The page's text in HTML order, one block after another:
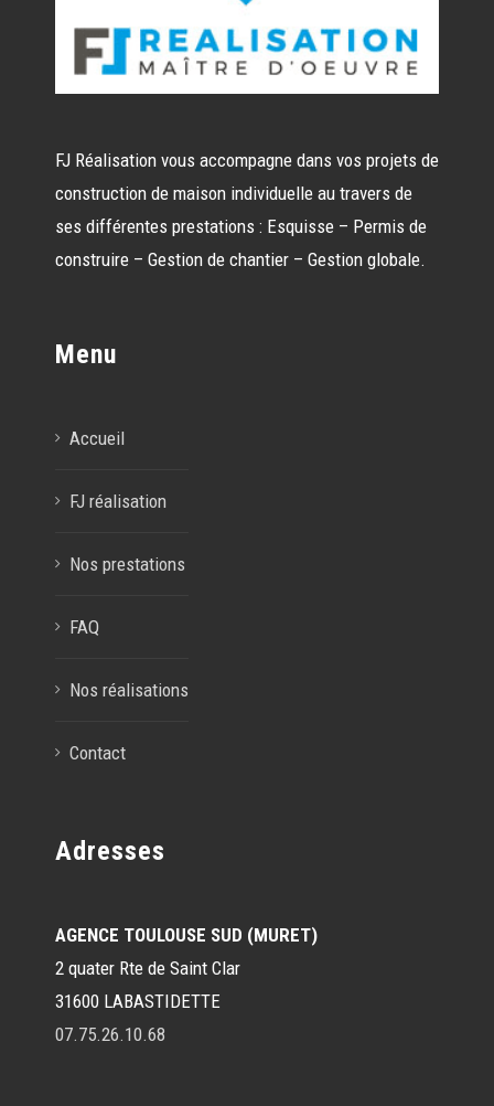
FJ Réalisation vous accompagne dans vos projets de
construction de maison individuelle au travers de
ses différentes prestations : Esquisse – Permis de
construire – Gestion de chantier – Gestion globale.
Menu
Accueil
FJ réalisation
Nos prestations
FAQ
Nos réalisations
Contact
Adresses
AGENCE TOULOUSE SUD (MURET)
2 quater Rte de Saint Clar
31600 LABASTIDETTE
07.75.26.10.68